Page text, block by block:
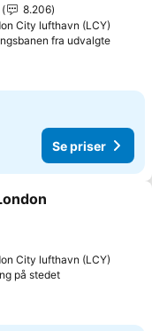
8.206
City lufthavn (LCY)
fra udvalgte
Se priser
City lufthavn (LCY)
på stedet